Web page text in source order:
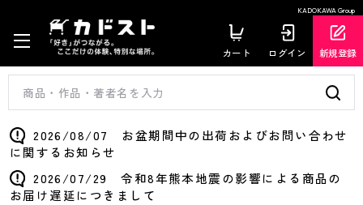
KADOKAWA Group
カート ログイン 新規登録
2026/08/07 お盆期間中の出荷およびお問い合わせ
に関するお知らせ
2026/07/29 令和8年熊本地震の影響による商品の
お届け遅延につきまして